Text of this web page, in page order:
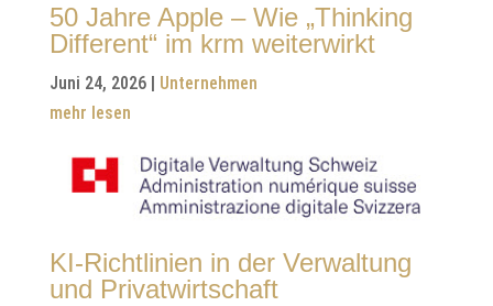
50 Jahre Apple – Wie „Thinking
Different“ im krm weiterwirkt
Juni 24, 2026| Unternehmen
mehr lesen
KI-Richtlinien in der Verwaltung
und Privatwirtschaft